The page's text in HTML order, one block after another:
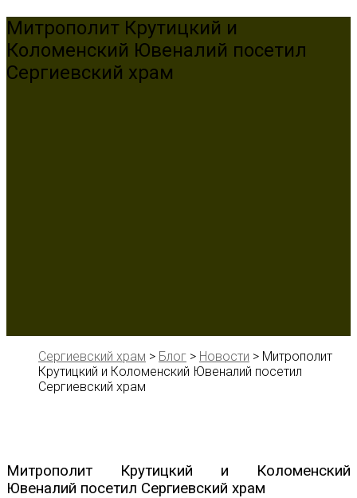
Митрополит Крутицкий и
Коломенский Ювеналий посетил
Сергиевский храм
Сергиевский храм > Блог > Новости > Митрополит
Крутицкий и Коломенский Ювеналий посетил
Сергиевский храм
Митрополит Крутицкий и Коломенский
Ювеналий посетил Сергиевский храм